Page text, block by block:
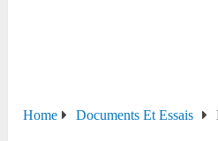
Home Documents Et Essais